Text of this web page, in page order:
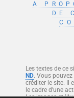
A
DE
Les textes de ce
ND. Vous
créditer le site. Il
le cadre d’une